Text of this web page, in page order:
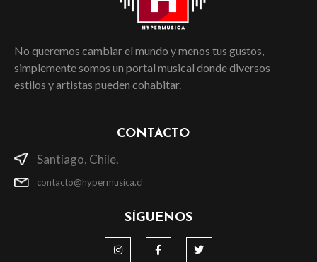
No queremos cambiar el mundo y menos tus gustos,
simplemente somos un portal musical donde diversos
estilos y artistas pueden cohabitar.
CONTACTO
Santiago, Chile.
contacto@hypermusica.cl
SÍGUENOS